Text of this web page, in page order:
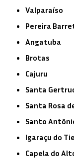
Valparaíso
Pereira
Angatuba
Brotas
Cajuru
Santa
Santa Rosa
Santo
Igaraçu do
Capela do